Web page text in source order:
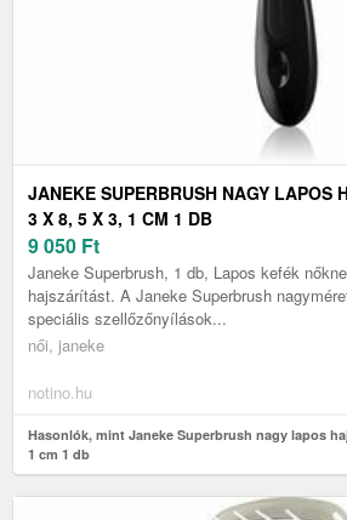
JANEKE SUPERBRUSH NAGY LAPOS
3 X 8, 5 X 3, 1 CM 1 DB
9 050 Ft
Janeke Superbrush, 1 db, Lapos kefék
hajszárítást. A Janeke Superbrush
speciális szellőzőnyílások...
női, janeke
notino.hu
Hasonlók, mint Janeke Superbrush nagy lapos
1 cm 1 db